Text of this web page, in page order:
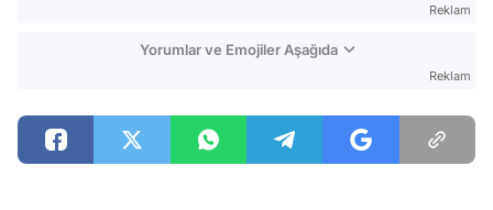
Reklam
Yorumlar ve Emojiler Aşağıda
Reklam